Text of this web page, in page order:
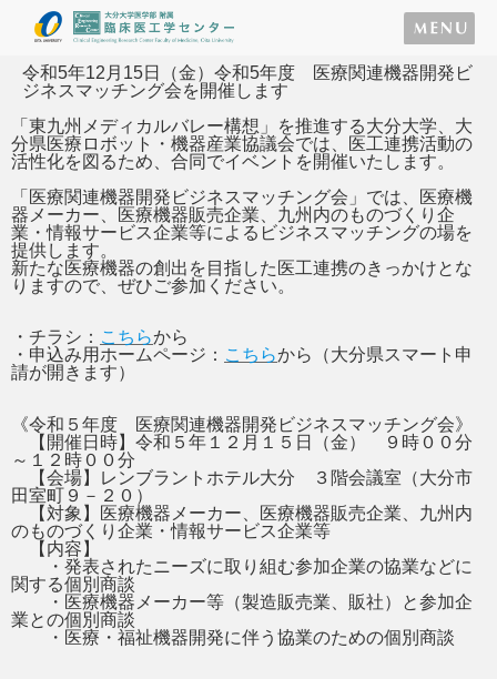
令和5年12月15日（金）令和5年度 医療関連機器開発ビ
ジネスマッチング会を開催します
「東九州メディカルバレー構想」を推進する大分大学、大
分県医療ロボット・機器産業協議会では、医工連携活動の
活性化を図るため、合同でイベントを開催いたします。
「医療関連機器開発ビジネスマッチング会」では、医療機
器メーカー、医療機器販売企業、九州内のものづくり企
業・情報サービス企業等によるビジネスマッチングの場を
提供します。
新たな医療機器の創出を目指した医工連携のきっかけとな
りますので、ぜひご参加ください。
・チラシ： こちらから
・申込み用ホームページ： こちらから（大分県スマート申
請が開きます）
《令和５年度 医療関連機器開発ビジネスマッチング会》
【開催日時】令和５年１２月１５日（金） ９時００分
～１２時００分
【会場】レンブラントホテル大分 ３階会議室（大分市
田室町９－２０）
【対象】医療機器メーカー、医療機器販売企業、九州内
のものづくり企業・情報サービス企業等
【内容】
・発表されたニーズに取り組む参加企業の協業などに
関する個別商談
・医療機器メーカー等（製造販売業、販社）と参加企
業との個別商談
・医療・福祉機器開発に伴う協業のための個別商談